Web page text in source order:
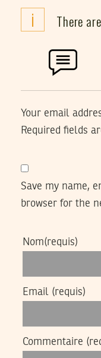
i There
Your email
Required fields
Save my name,
browser for the
Nom(requis)
Email (requis)
Commentaire